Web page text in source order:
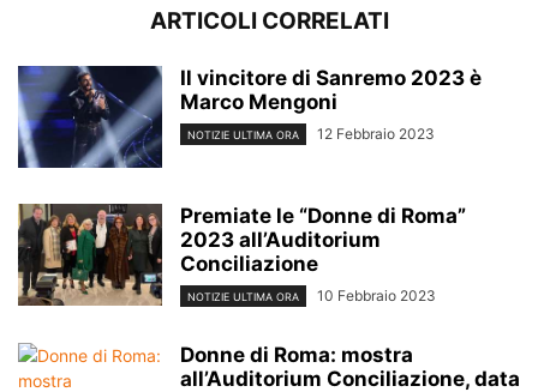
ARTICOLI CORRELATI
Il vincitore di Sanremo 2023 è
Marco Mengoni
NOTIZIE ULTIMA ORA 12 Febbraio 2023
Premiate le “Donne di Roma”
2023 all’Auditorium
Conciliazione
NOTIZIE ULTIMA ORA 10 Febbraio 2023
Donne di Roma: mostra
all’Auditorium Conciliazione, data